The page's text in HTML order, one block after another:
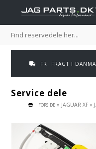
FRI FRAGT I
Service dele
FORSIDE» JAGUAR XF»